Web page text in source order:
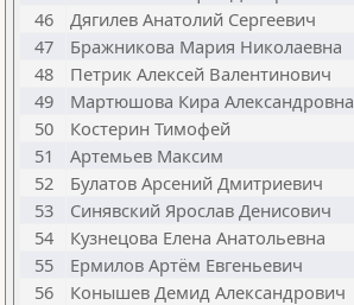
46
Дягилев Анатолий Сергеевич
47
Бражникова Мария Николаевна
48
Петрик Алексей Валентинович
49
Мартюшова Кира Александровна
50
Костерин Тимофей
51
Артемьев Максим
52
Булатов Арсений Дмитриевич
53
Синявский Ярослав Денисович
54
Кузнецова Елена Анатольевна
55
Ермилов Артём Евгеньевич
56
Конышев Демид Александрович